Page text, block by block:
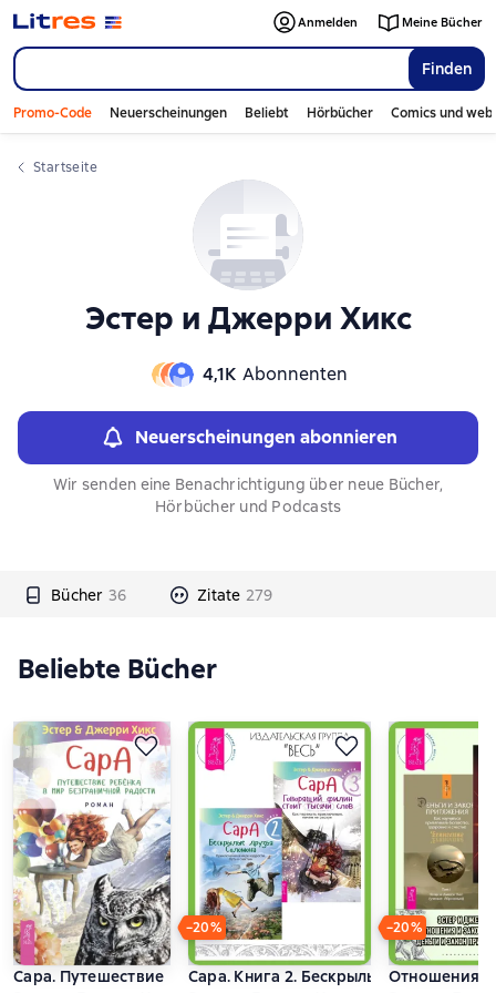
Finden
Anmelden Meine Bücher
Promo-Code Neuerscheinungen Beliebt Hörbücher Comics und
Startseite
Эстер и Джерри Хикс
4,1К Abonnenten
Neuerscheinungen abonnieren
Wir senden eine Benachrichtigung über neue Bücher,
Hörbücher und Podcasts
Bücher 36 Zitate 279
Слайдер с книгами
Beliebte Bücher
Сара. Путешествие ребенка в мир безграничной радости
−20%
Сара. Книга 2. Бескрылые друзья
−20%
Отношения и
Слайдер с книгами